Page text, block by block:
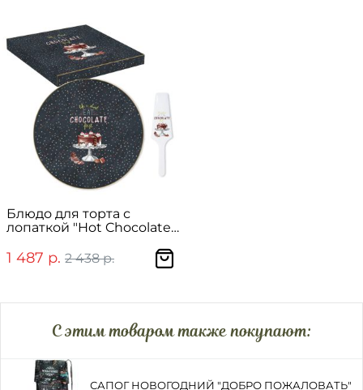
Блюдо для торта с
лопаткой "Hot Chocolate"
1 487 р. 2 438 р.
C этим товаром также покупают:
САПОГ НОВОГОДНИЙ "ДОБРО ПОЖАЛОВАТЬ"